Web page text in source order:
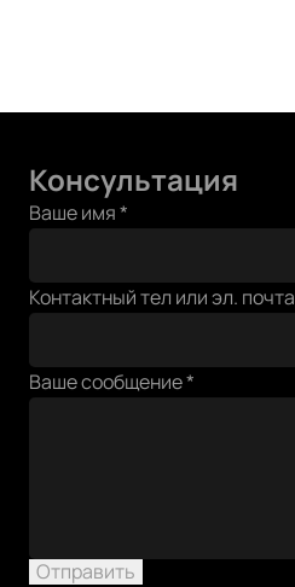
Консультация
почта
Ваше имя*
Контактный тел или эл. почта
Ваше сообщение*
Отправить